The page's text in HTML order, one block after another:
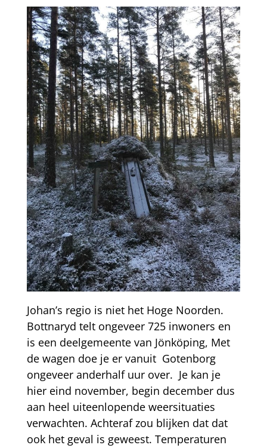
Johan’s regio is niet het Hoge Noorden.
Bottnaryd telt ongeveer 725 inwoners en
is een deelgemeente van Jönköping, Met
de wagen doe je er vanuit Gotenborg
ongeveer anderhalf uur over. Je kan je
hier eind november, begin december dus
aan heel uiteenlopende weersituaties
verwachten. Achteraf zou blijken dat dat
ook het geval is geweest. Temperaturen